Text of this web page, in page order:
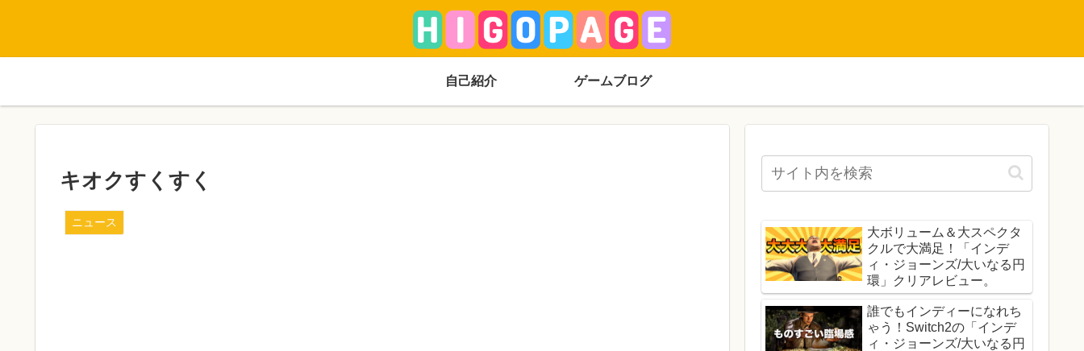
自己紹介 ゲームブログ
キオクすくすく
ニュース
大ボリューム＆大スペクタ
クルで大満足！「インデ
ィ・ジョーンズ/大いなる円
環」クリアレビュー。
誰でもインディーになれち
ゃう！Switch2の「インデ
ィ・ジョーンズ/大いなる円